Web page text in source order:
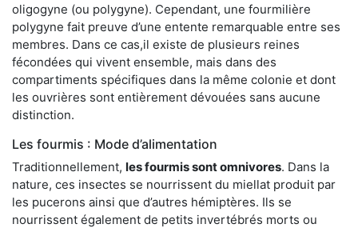
oligogyne (ou polygyne). Cependant, une fourmilière
polygyne fait preuve d’une entente remarquable entre ses
membres. Dans ce cas,il existe de plusieurs reines
fécondées qui vivent ensemble, mais dans des
compartiments spécifiques dans la même colonie et dont
les ouvrières sont entièrement dévouées sans aucune
distinction.
Les fourmis : Mode d’alimentation
Traditionnellement, les fourmis sont omnivores. Dans la
nature, ces insectes se nourrissent du miellat produit par
les pucerons ainsi que d’autres hémiptères. Ils se
nourrissent également de petits invertébrés morts ou